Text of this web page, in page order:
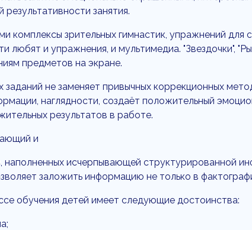
занятия.
зрительных гимнастик, упражнений для
и упражнения, и мультимедиа. "Звездочки",
предметов на экране.
не заменяет привычных коррекционных
наглядности, создаёт положительный
результатов в работе.
и
исчерпывающей структурированной
заложить информацию не только в
обучения детей имеет следующие достоинства: